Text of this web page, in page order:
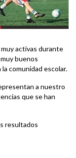
activas durante
buenos
comunidad escolar.
a nuestro
que se han
resultados